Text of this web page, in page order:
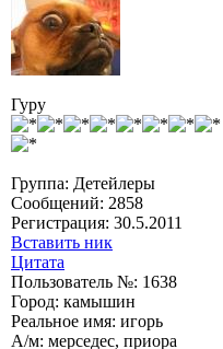
Гуру
Группа: Детейлеры
Сообщений: 2858
Регистрация: 30.5.2011
Вставить ник
Цитата
Пользователь №: 1638
Город: камышин
Реальное имя: игорь
А/м: мерседес, приора